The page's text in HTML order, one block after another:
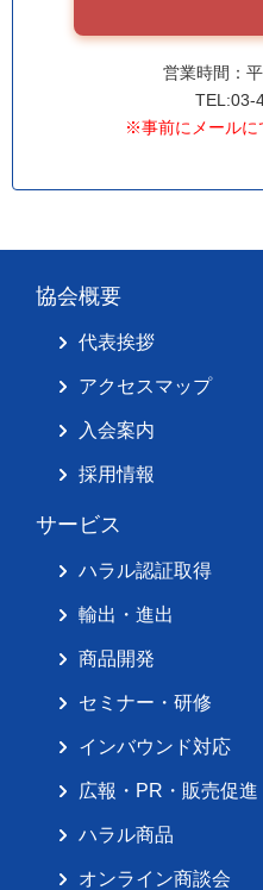
営業時間：
TEL:03-
※事前にメールに
協会概要
代表挨拶
アクセスマップ
入会案内
採用情報
サービス
ハラル認証取得
輸出・進出
商品開発
セミナー・研修
インバウンド対応
広報・PR・販売促進
ハラル商品
オンライン商談会